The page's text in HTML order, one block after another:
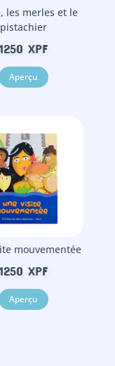
les merles et le
pistachier
XPF
Aperçu
mouvementée
XPF
Aperçu